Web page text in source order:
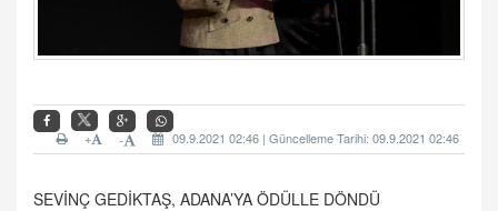
09.9.2021 02:46 | Güncelleme Tarihi: 09.9.2021 02:46
-
+
SEVİNÇ GEDİKTAŞ, ADANA’YA ÖDÜLLE DÖNDÜ